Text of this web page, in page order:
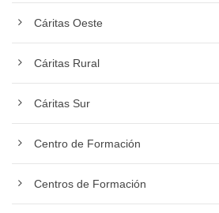
Cáritas Oeste
Cáritas Rural
Cáritas Sur
Centro de Formación
Centros de Formación